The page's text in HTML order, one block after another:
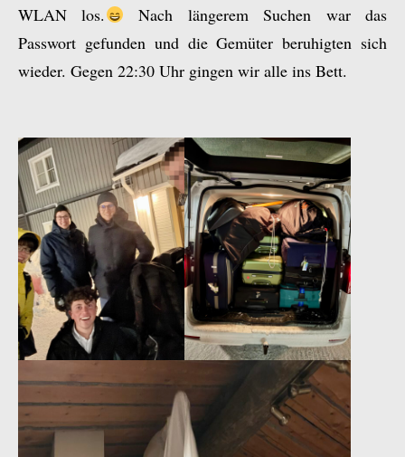
WLAN los.
Nach längerem Suchen war das
Passwort gefunden und die Gemüter beruhigten sich
wieder. Gegen 22:30 Uhr gingen wir alle ins Bett.